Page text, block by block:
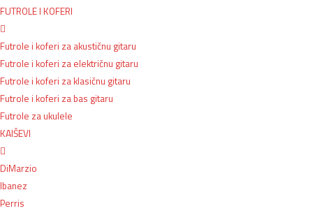
FUTROLE I KOFERI
Futrole i koferi za akustičnu gitaru
Futrole i koferi za električnu gitaru
Futrole i koferi za klasičnu gitaru
Futrole i koferi za bas gitaru
Futrole za ukulele
KAIŠEVI
DiMarzio
Ibanez
Perris